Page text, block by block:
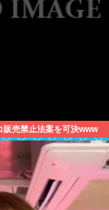
販売禁止法案を可決www